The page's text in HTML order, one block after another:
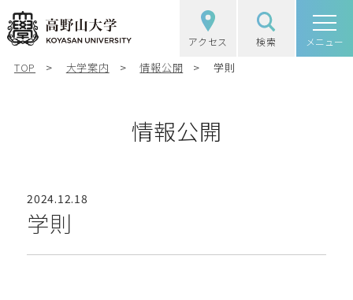
アクセス
検索
高野山大学の概要
選抜（入試）情報
図書館・研究
学生生活
TOP 大学案内 情報公開 学則
情報公開
2024.12.18
学則